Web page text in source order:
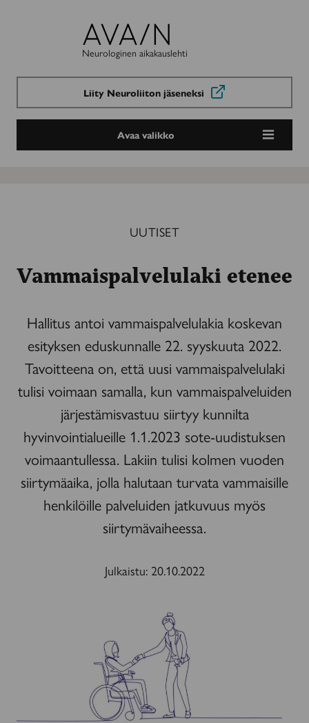
Avain-
lehti
Neurologinen aikakauslehti
Liity Neuroliiton jäseneksi
Avaa valikko
UUTISET
Vammaispalvelulaki etenee
Hallitus antoi vammaispalvelulakia koskevan
esityksen eduskunnalle 22. syyskuuta 2022.
Tavoitteena on, että uusi vammaispalvelulaki
tulisi voimaan samalla, kun vammaispalveluiden
järjestämisvastuu siirtyy kunnilta
hyvinvointialueille 1.1.2023 sote-uudistuksen
voimaantullessa. Lakiin tulisi kolmen vuoden
siirtymäaika, jolla halutaan turvata vammaisille
henkilöille palveluiden jatkuvuus myös
siirtymävaiheessa.
Julkaistu: 20.10.2022